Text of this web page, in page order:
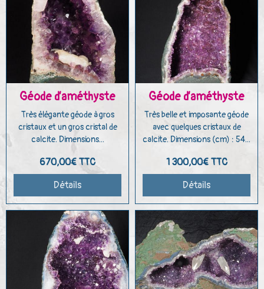
Géode d’améthyste
Très élégante géode à gros
cristaux et un gros cristal de
calcite. Dimensions...
670,00€ TTC
Détails
Géode d’améthyste
Très belle et imposante géode
avec quelques cristaux de
calcite. Dimensions (cm) : 54...
1 300,00€ TTC
Détails